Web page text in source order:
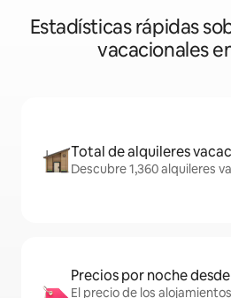
Estadísticas rápidas
vacacionales
Total de alquileres
Descubre 1,360 alquileres
Precios por noche desde
El precio de los